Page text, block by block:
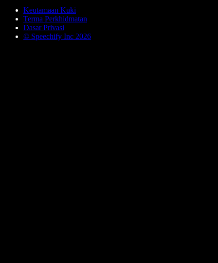
Keutamaan Kuki
Terma Perkhidmatan
Dasar Privasi
© Speechify Inc 2026